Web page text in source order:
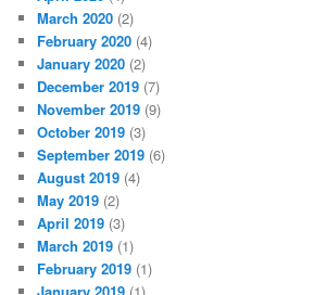
March 2020 (2)
February 2020 (4)
January 2020 (2)
December 2019 (7)
November 2019 (9)
October 2019 (3)
September 2019 (6)
August 2019 (4)
May 2019 (2)
April 2019 (3)
March 2019 (1)
February 2019 (1)
January 2019 (1)